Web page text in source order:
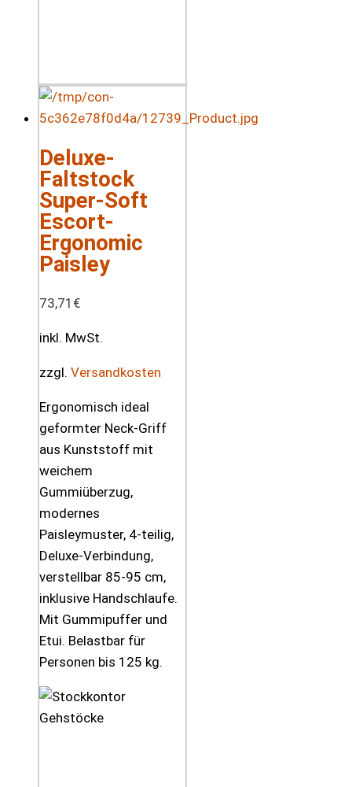
Deluxe-
Faltstock
Super-Soft
Escort-
Ergonomic
Paisley
73,71 €
inkl. MwSt.
zzgl. Versandkosten
Ergonomisch ideal
geformter Neck-Griff
aus Kunststoff mit
weichem
Gummiüberzug,
modernes
Paisleymuster, 4-teilig,
Deluxe-Verbindung,
verstellbar 85-95 cm,
inklusive Handschlaufe.
Mit Gummipuffer und
Etui. Belastbar für
Personen bis 125 kg.